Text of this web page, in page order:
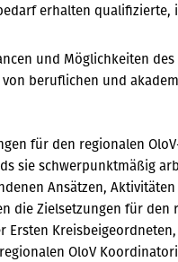
erhalten qualifizierte,
und Möglichkeiten des
beruflichen und
für den regionalen
sie schwerpunktmäßig
Ansätzen,
die Zielsetzungen für den
OloV